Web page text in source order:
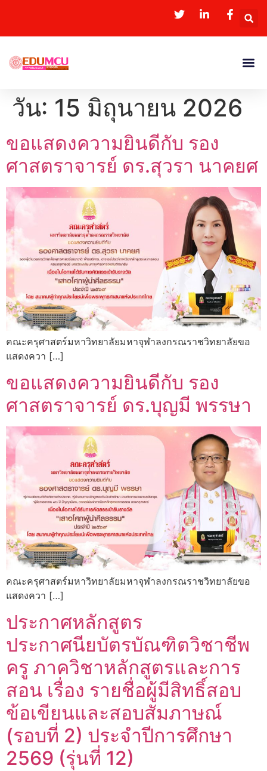
วัน: 15 มิถุนายน 2026
ขอแสดงความยินดีกับ รอง
ศาสตราจารย์ ดร.สุวรา นาคยศ
คณะครุศาสตร์มหาวิทยาลัยมหาจุฬาลงกรณราชวิทยาลัยขอ
แสดงควา […]
ขอแสดงความยินดีกับ รอง
ศาสตราจารย์ ดร.บุญมี พรรษา
คณะครุศาสตร์มหาวิทยาลัยมหาจุฬาลงกรณราชวิทยาลัยขอ
แสดงควา […]
ประกาศหลักสูตร
ประกาศนียบัตรบัณฑิตวิชาชีพ
ครู ภาควิชาหลักสูตรและการ
สอน เรื่อง รายชื่อผู้มีสิทธิ์สอบ
ข้อเขียนและสอบสัมภาษณ์
(รอบที่ 2) ประจำปีการศึกษา
2569 (รุ่นที่ 12)